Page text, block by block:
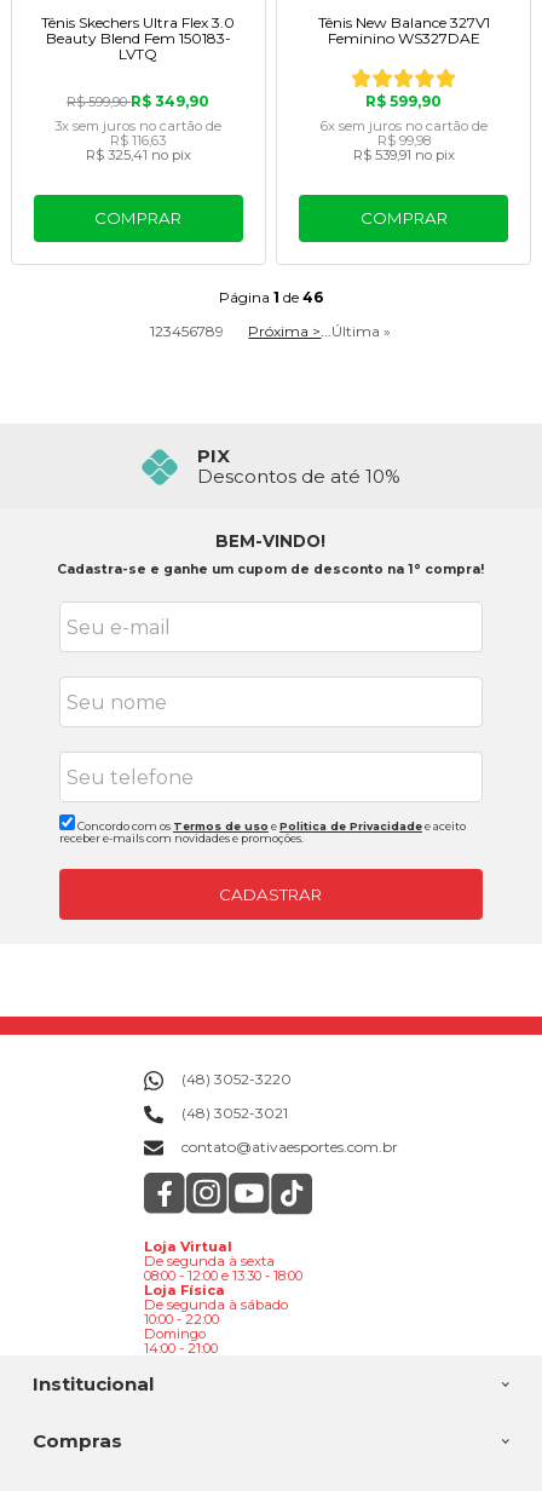
Tênis Skechers Ultra Flex 3.0
Beauty Blend Fem 150183-
LVTQ
R$ 599,90R$ 349,90
3x sem juros no cartão de
R$ 116,63
R$ 325,41 no pix
COMPRAR
Tênis New Balance 327V1
Feminino WS327DAE
R$ 599,90
6x sem juros no cartãode
R$ 99,98
R$ 539,91 no pix
COMPRAR
Página 1 de 46
123456789 Próxima >...Última »
PIX
Descontos de até 10%
FRETE GRÁTIS ACIMA 399,90
Confira o Regulamento
BEM-VINDO!
Cadastra-se e ganhe um cupom de desconto na 1° compra!
Concordo com os Termos de uso ePolitica de Privacidadee aceito
receber e-mails com novidades e promoções.
CADASTRAR
Institucional
Compras
(48) 3052-3220
(48) 3052-3021
contato@ativaesportes.com.br
Loja Virtual
De segunda à sexta
08:00 - 12:00 e 13:30 - 18:00
Loja Física
De segunda à sábado
10:00 - 22:00
Domingo
14:00 - 21:00